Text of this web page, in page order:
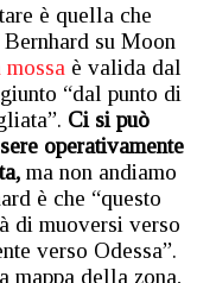
è quella che
su Moon
è valida dal
“dal punto di
Ci si può
operativamente
ma non andiamo
è che “questo
di muoversi verso
verso Odessa”.
mappa della zona,